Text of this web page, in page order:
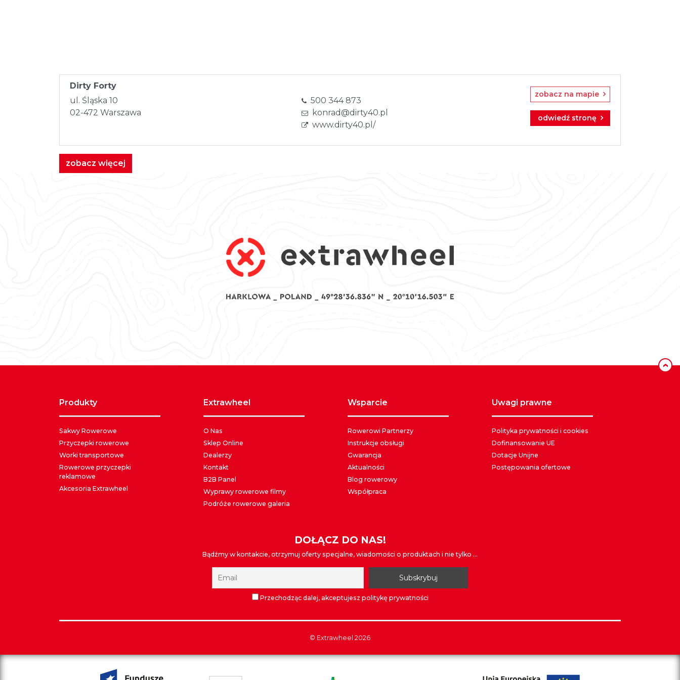
Dirty Forty
ul. Śląska 10
02-472 Warszawa
500 344 873
konrad@dirty40.pl
www.dirty40.pl/
zobacz na mapie
odwiedź stronę
zobacz więcej
‹
produkty
Sakwy Rowerowe
Przyczepki rowerowe
Worki transportowe
Rowerowe przyczepki
reklamowe
Akcesoria Extrawheel
extrawheel
O Nas
Sklep Online
Dealerzy
Kontakt
B2B Panel
Wyprawy rowerowe filmy
Podróże rowerowe galeria
wsparcie
Rowerowi Partnerzy
Instrukcje obsługi
Gwarancja
Aktualności
Blog rowerowy
Współpraca
uwagi prawne
Polityka prywatności i cookies
Dofinansowanie UE
Dotacje Unijne
Postępowania ofertowe
DOŁĄCZ DO NAS!
Bądźmy w kontakcie, otrzymuj oferty specjalne, wiadomości o produktach i nie tylko ...
Przechodząc dalej, akceptujesz politykę prywatności
© Extrawheel 2026